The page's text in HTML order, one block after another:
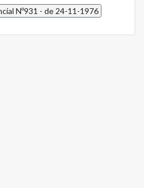
Nº931 - de 24-11-1976